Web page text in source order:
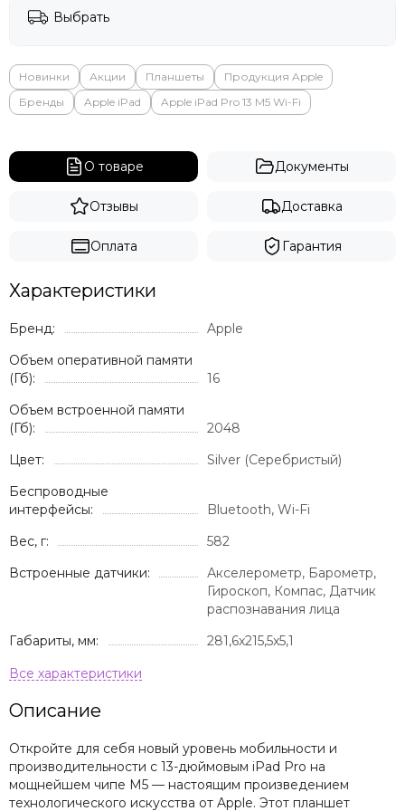
Выбрать
Новинки Акции Планшеты
Продукция Apple
Бренды
Apple iPad Apple iPad Pro 13 M5 Wi-Fi
О товаре Документы
Отзывы Доставка
Оплата Гарантия
Характеристики
Бренд:
Apple
Объем оперативной памяти
(Гб):
16
Объем встроенной памяти
(Гб):
2048
Цвет:
Silver (Серебристый)
Беспроводные
интерфейсы:
Bluetooth, Wi-Fi
Вес, г:
582
Встроенные датчики:
Акселерометр, Барометр,
Гироскоп, Компас, Датчик
распознавания лица
Габариты, мм:
281,6x215,5x5,1
Описание
Откройте для себя новый уровень мобильности и
производительности с 13-дюймовым iPad Pro на
мощнейшем чипе M5 — настоящим произведением
технологического искусства от Apple. Этот планшет